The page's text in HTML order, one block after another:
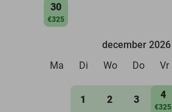
30
€325
december 2026
Ma
Di Wo Do Vr
1 2 3 4
€325